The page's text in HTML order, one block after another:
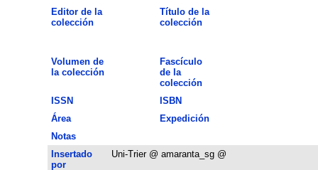
Editor de la
colección
Título de la
colección
Volumen de
la colección
Fascículo
de la
colección
ISSN
ISBN
Área
Expedición
Notas
Insertado
por
Uni-Trier @ amaranta_sg @